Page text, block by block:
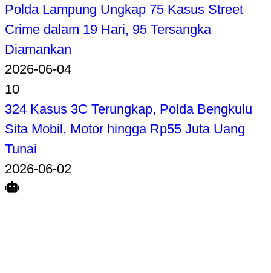
Polda Lampung Ungkap 75 Kasus Street
Crime dalam 19 Hari, 95 Tersangka
Diamankan
2026-06-04
10
324 Kasus 3C Terungkap, Polda Bengkulu
Sita Mobil, Motor hingga Rp55 Juta Uang
Tunai
2026-06-02